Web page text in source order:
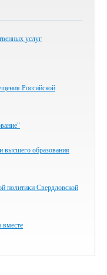
услуг
Российской
высшего образования
политики Свердловской
вместе